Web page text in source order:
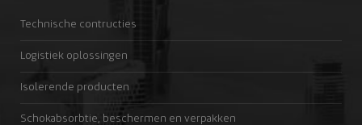
Technische contructies
Logistiek oplossingen
Isolerende producten
Schokabsorbtie, beschermen en verpakken